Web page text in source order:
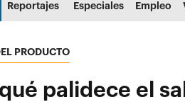
Reportajes Especiales Empleo
PRODUCTO
palidece el